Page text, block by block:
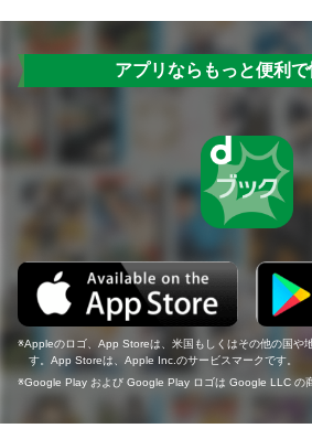
アプリならもっと便利で
Appleのロゴ、App Storeは、米国もしくはその他の国や
す。App Storeは、Apple Inc.のサービスマークです。
Google Play および Google Play ロゴは Google LLC の